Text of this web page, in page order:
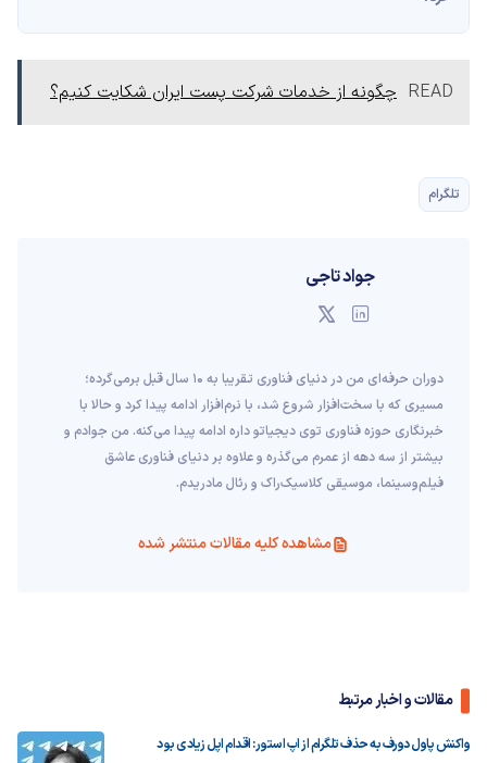
READ چگونه از خدمات شرکت پست ایران شکایت کنیم؟
تلگرام
جواد تاجی
دوران حرفه‌ای من در دنیای فناوری تقریبا به ۱۰ سال قبل برمی‌گرده؛
مسیری که با سخت‌افزار شروع شد، با نرم‌افزار ادامه پیدا کرد و حالا با
خبرنگاری حوزه فناوری توی دیجیاتو داره ادامه پیدا می‌کنه. من جوادم و
بیشتر از سه دهه از عمرم می‌گذره و علاوه بر دنیای فناوری عاشق
فیلم‌و‌سینما، موسیقی کلاسیک‌راک و رئال مادریدم.
مشاهده کلیه مقالات منتشر شده
مقالات و اخبار مرتبط
واکنش پاول دورف به حذف تلگرام از اپ استور: اقدام اپل زیادی بود